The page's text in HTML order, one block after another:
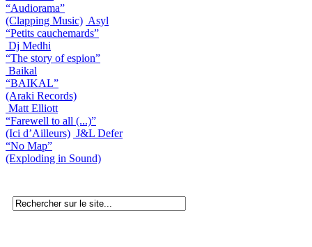
“Audiorama”
(Clapping Music) Asyl
“Petits cauchemards”
Dj Medhi
“The story of espion”
Baikal
“BAIKAL”
(Araki Records)
Matt Elliott
“Farewell to all (...)”
(Ici d’Ailleurs) J&L Defer
“No Map”
(Exploding in Sound)